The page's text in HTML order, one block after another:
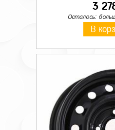
3
Осталось:
В